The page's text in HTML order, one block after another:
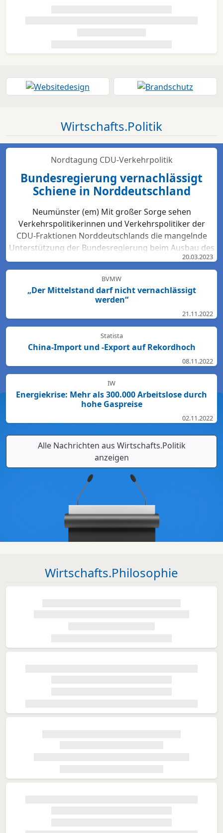
Wirtschafts.Politik
Nordtagung CDU-Verkehrpolitik
Bundesregierung vernachlässigt
Schiene in Norddeutschland
Neumünster (em) Mit großer Sorge sehen
Verkehrspolitikerinnen und Verkehrspolitiker der
CDU-Fraktionen Norddeutschlands die mangelnde
Unterstützung der Bundesregierung beim Ausbau des
Bahn-Netzes. Hartmut Bodeit, mobilitätspolitischer
Sprecher der bremischen CDUBürgerschaftsfraktion,
betont: „Die neuesten Bewertungen der DB Netz AG
lassen keinen Zweifel: Das Schienennetz ist in der
nirgendwo sonst in Deutschland. Für den Start des
Deutschlandtick...
20.03.2023
BVMW
„Der Mittelstand darf nicht vernachlässigt
werden“
21.11.2022
Statista
China-Import und -Export auf Rekordhoch
08.11.2022
IW
Energiekrise: Mehr als 300.000 Arbeitslose durch
hohe Gaspreise
02.11.2022
Alle Nachrichten aus Wirtschafts.Politik
anzeigen
Wirtschafts.Philosophie